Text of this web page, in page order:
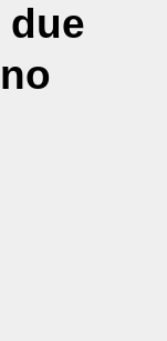
due